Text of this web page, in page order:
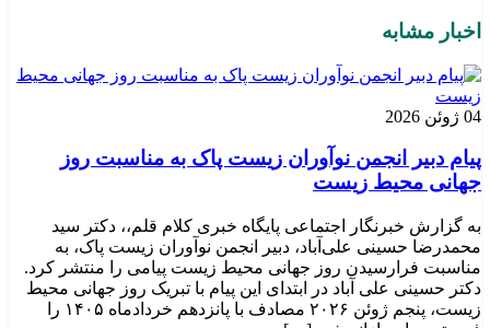
اخبار مشابه
04 ژوئن 2026
پیام دبیر انجمن نوآوران زیست پاک به مناسبت روز
جهانی محیط زیست
به گزارش خبرنگار اجتماعی پایگاه خبری کلام قلم،، دکتر سید
محمدرضا حسینی علی‌آباد، دبیر انجمن نوآوران زیست پاک، به
مناسبت فرارسیدن روز جهانی محیط زیست پیامی را منتشر کرد.
دکتر حسینی علی آباد در ابتدای این پیام با تبریک روز جهانی محیط
زیست، پنجم ژوئن ۲۰۲۶ مصادف با پانزدهم خردادماه ۱۴۰۵ را